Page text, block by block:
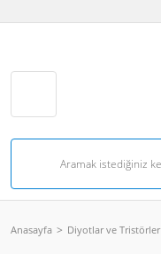
Anasayfa Diyotlar ve Tristörler